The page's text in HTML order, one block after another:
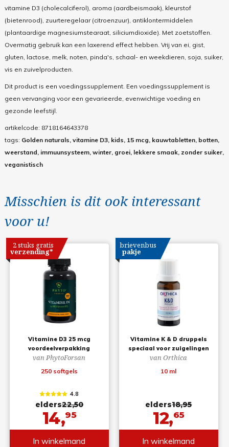
vitamine D3 (cholecalciferol), aroma (aardbeismaak), kleurstof
(bietenrood), zuurteregelaar (citroenzuur), antiklontermiddelen
(plantaardige magnesiumstearaat, siliciumdioxide). Met zoetstoffen.
Overmatig gebruik kan een laxerend effect hebben. Vrij van ei, gist,
gluten, lactose, melk, noten, pinda's, schaal- en weekdieren, soja, suiker,
vis en zuivelproducten.
Dit product is een voedingssupplement. Een voedingssupplement is
geen vervanging voor een gevarieerde, evenwichtige voeding en
gezonde leefstijl.
artikelcode: 8718164643378
tags: Golden naturals, vitamine D3, kids, 15 mcg, kauwtabletten, botten,
weerstand, immuunsysteem, winter, groei, lekkere smaak, zonder suiker,
veganistisch
Misschien is dit ook interessant
voor u!
Vitamine D3 25 mcg
voordeelverpakking
van PhytoForsan
250 softgels
2 stuks gratis
verzending*
4.8
elders22,50
14,95
In winkelmand
Vitamine K & D druppels
speciaal voor zuigelingen
van Orthica
10 ml
brievenbus
pakje
elders18,95
12,65
In winkelmand